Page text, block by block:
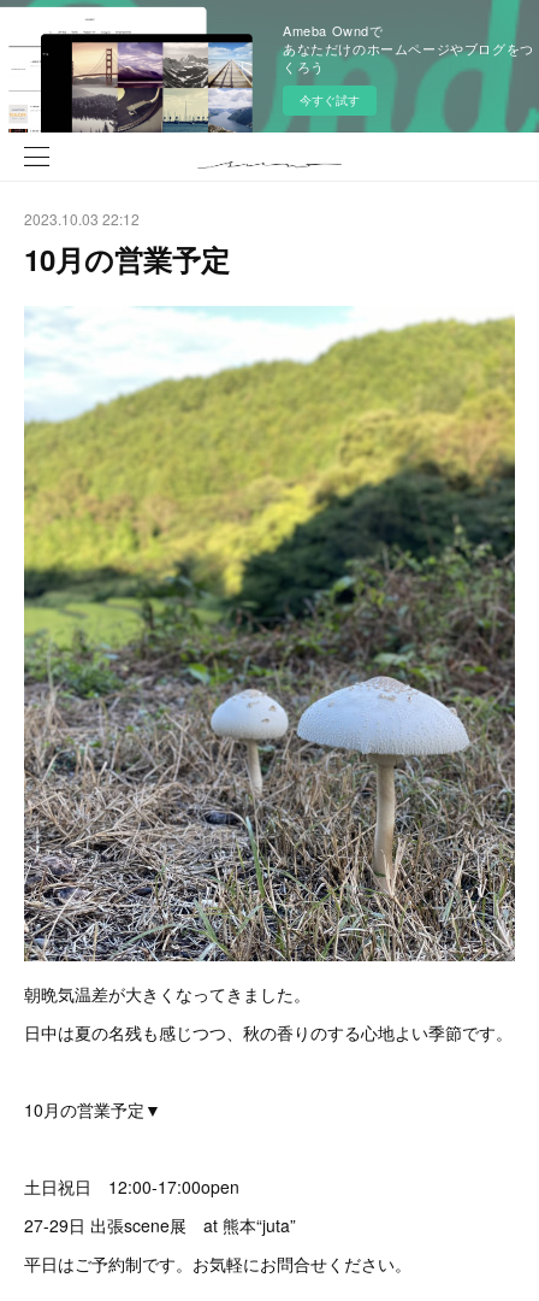
Ameba Owndで
あなただけのホームページやブログをつ
くろう
今すぐ試す
2023.10.03 22:12
10月の営業予定
朝晩気温差が大きくなってきました。
日中は夏の名残も感じつつ、秋の香りのする心地よい季節です。
10月の営業予定▼
土日祝日 12:00-17:00open
27-29日 出張scene展 at 熊本“juta”
平日はご予約制です。お気軽にお問合せください。